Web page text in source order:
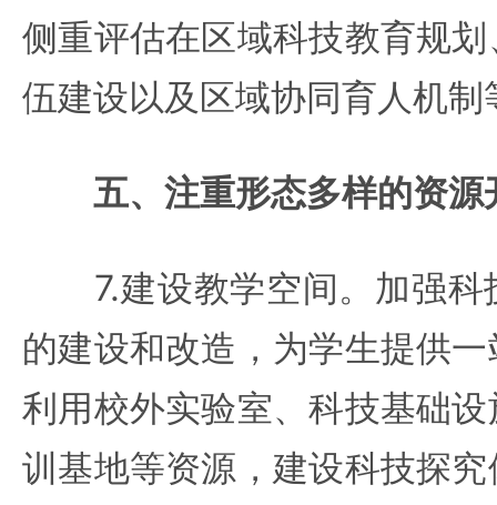
侧重评估在区域科技教育规
伍建设以及区域协同育人机
五、注重形态多样的资
7.建设教学空间。加强科
的建设和改造，为学生提供
利用校外实验室、科技基础
训基地等资源，建设科技探